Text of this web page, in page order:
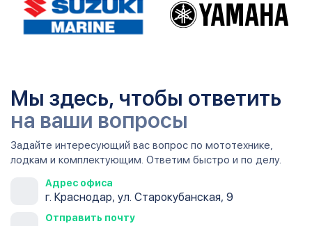
Мы здесь, чтобы ответить
на ваши вопросы
Задайте интересующий вас вопрос по мототехнике,
лодкам и комплектующим. Ответим быстро и по делу.
Адрес офиса
г. Краснодар, ул. Старокубанская, 9
Отправить почту